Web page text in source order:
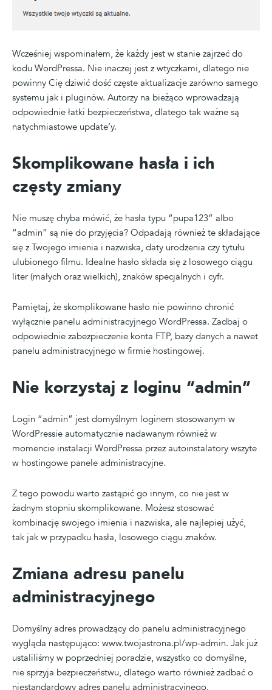
Wcześniej wspominałem, że każdy jest w stanie zajrzeć do
kodu WordPressa. Nie inaczej jest z wtyczkami, dlatego nie
powinny Cię dziwić dość częste aktualizacje zarówno samego
systemu jak i pluginów. Autorzy na bieżąco wprowadzają
odpowiednie łatki bezpieczeństwa, dlatego tak ważne są
natychmiastowe update’y.
Skomplikowane hasła i ich
częsty zmiany
Nie muszę chyba mówić, że hasła typu “pupa123” albo
“admin” są nie do przyjęcia? Odpadają również te składające
się z Twojego imienia i nazwiska, daty urodzenia czy tytułu
ulubionego filmu. Idealne hasło składa się z losowego ciągu
liter (małych oraz wielkich), znaków specjalnych i cyfr.
Pamiętaj, że skomplikowane hasło nie powinno chronić
wyłącznie panelu administracyjnego WordPressa. Zadbaj o
odpowiednie zabezpieczenie konta FTP, bazy danych a nawet
panelu administracyjnego w firmie hostingowej.
Nie korzystaj z loginu “admin”
Login “admin” jest domyślnym loginem stosowanym w
WordPressie automatycznie nadawanym również w
momencie instalacji WordPressa przez autoinstalatory wszyte
w hostingowe panele administracyjne.
Z tego powodu warto zastąpić go innym, co nie jest w
żadnym stopniu skomplikowane. Możesz stosować
kombinację swojego imienia i nazwiska, ale najlepiej użyć,
tak jak w przypadku hasła, losowego ciągu znaków.
Zmiana adresu panelu
administracyjnego
Domyślny adres prowadzący do panelu administracyjnego
wygląda następująco: www.twojastrona.pl/wp-admin. Jak już
ustaliliśmy w poprzedniej poradzie, wszystko co domyślne,
nie sprzyja bezpieczeństwu, dlatego warto również zadbać o
niestandardowy adres panelu administracyjnego.